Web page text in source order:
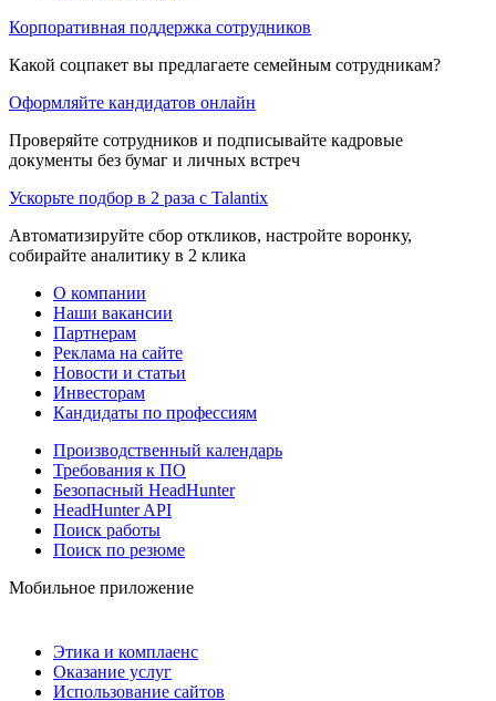
Корпоративная поддержка сотрудников
Какой соцпакет вы предлагаете семейным сотрудникам?
Оформляйте кандидатов онлайн
Проверяйте сотрудников и подписывайте кадровые
документы без бумаг и личных встреч
Ускорьте подбор в 2 раза с Talantix
Автоматизируйте сбор откликов, настройте воронку,
собирайте аналитику в 2 клика
О компании
Наши вакансии
Партнерам
Реклама на сайте
Новости и статьи
Инвесторам
Кандидаты по профессиям
Производственный календарь
Требования к ПО
Безопасный HeadHunter
HeadHunter API
Поиск работы
Поиск по резюме
Мобильное приложение
Этика и комплаенс
Оказание услуг
Использование сайтов